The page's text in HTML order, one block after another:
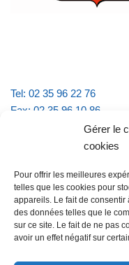
Gérer le
cookies
Pour offrir les meilleures
telles que les cookies pour
appareils. Le fait de
des données telles que le
sur ce site. Le fait de ne pas
avoir un effet négatif sur
Tel: 02 35 96 22 76
Fax: 02 35 96 10 86
Email :
lundi et jeudi de 9h à
mardi et vendredi de 16h